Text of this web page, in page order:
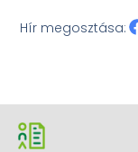
Hír megosztása: